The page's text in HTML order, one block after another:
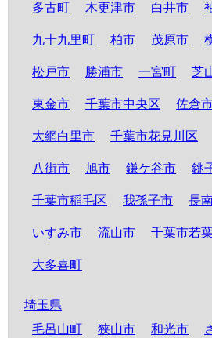
多古町 木更津市 白井市
九十九里町 柏市 茂原市
松戸市 勝浦市 一宮町 芝
東金市 千葉市中央区 佐倉
大網白里市 千葉市花見川区
八街市 旭市 鎌ケ谷市 銚
千葉市稲毛区 我孫子市 長
いすみ市 流山市 千葉市若
大多喜町
埼玉県
毛呂山町
狭山市 和光市